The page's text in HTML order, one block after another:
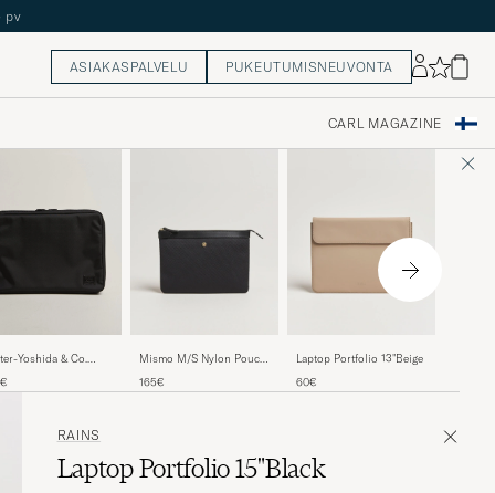
ASIAKASPALVELU PUKEUTUMISNEUVONTA
CARL MAGAZINE
Yoshida & Co.
Mismo M/S Nylon Pouch
165€
Laptop Portfolio 13"Beige
60€
RAINS
Laptop Portfolio 15"Black